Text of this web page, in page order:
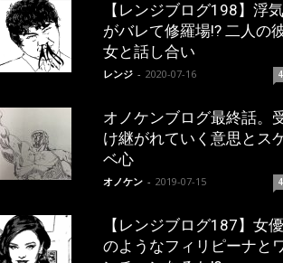
【レンジブログ198】浮気
がバレて修羅場!? 二人の
女と話し合い
レンジ - 2020-07-16
オノケンブログ最終話。
け継がれていく意思とス
ベ心
オノケン - 2019-07-15
【レンジブログ187】女優
のようなフィリピーナと